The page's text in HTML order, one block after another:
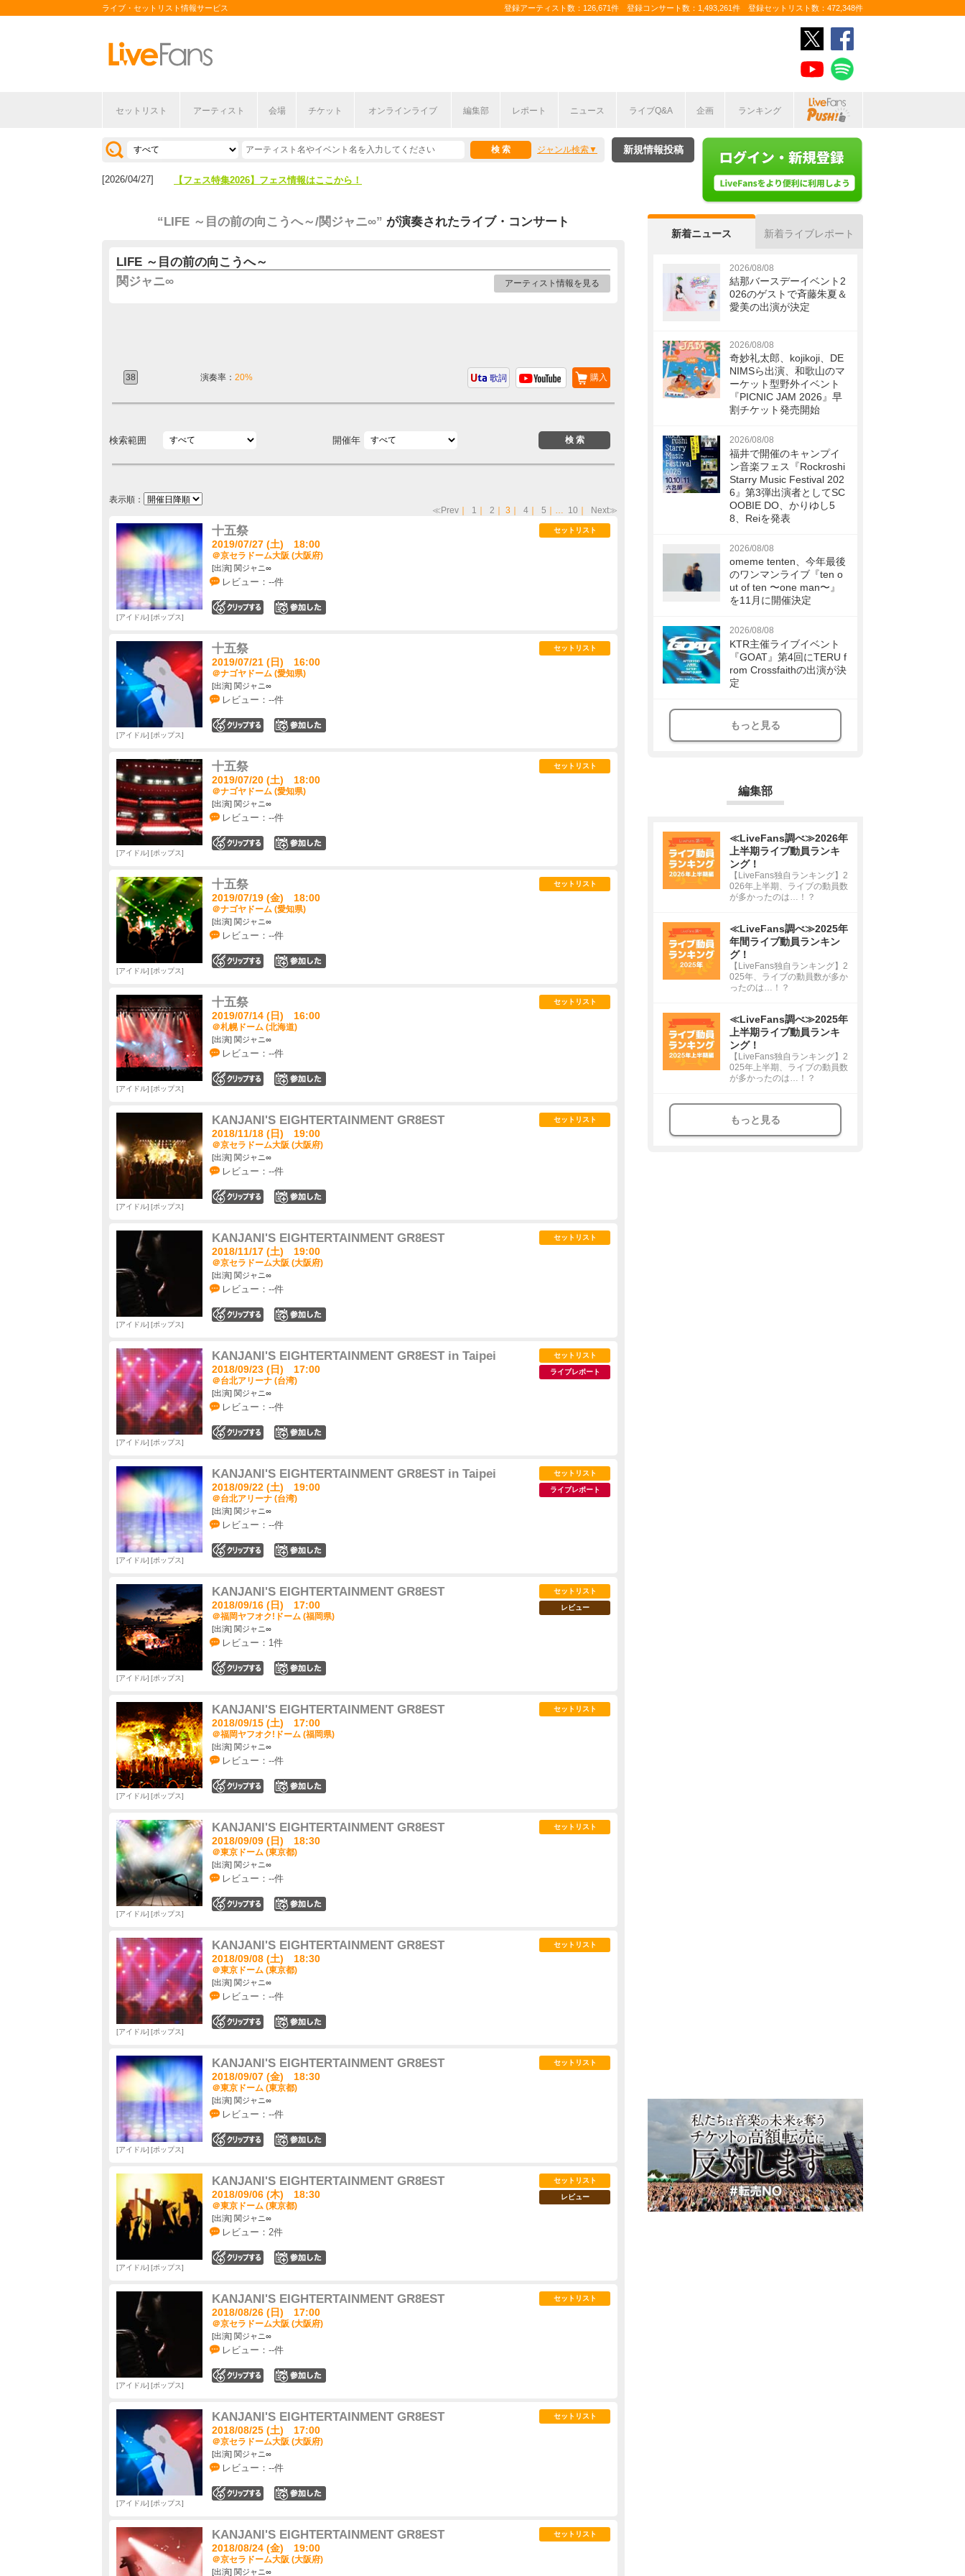
ライブ・セットリスト情報サービス 登録アーティスト数：126,671件 登録コンサート数：1,493,261件 登録セットリスト数：472,348件
セットリスト アーティスト 会場 チケット オンラインライブ 編集部 レポート ニュース ライブQ&A 企画 ランキング
ジャンル検索
[2026/07/28] 【ライブ動員ランキング】2026年上半期編発表！
[2026/04/27] 【フェス特集2026】フェス情報はここから！
新規情報投稿
“LIFE ～目の前の向こうへ～/関ジャニ∞” が演奏されたライブ・コンサート
LIFE ～目の前の向こうへ～
関ジャニ∞
アーティスト情報を見る
38 演奏率： 20% 購入
歌詞
検索範囲 開催年
表示順：
≪Prev ｜ 1 ｜ 2 ｜ 3 ｜ 4 ｜ 5 ｜… 10 ｜ Next≫
十五祭
2019/07/27 (土) 18:00
＠京セラドーム大阪 (大阪府)
[出演] 関ジャニ∞
レビュー：--件
セットリスト
アイドル ポップス
十五祭
2019/07/21 (日) 16:00
＠ナゴヤドーム (愛知県)
[出演] 関ジャニ∞
レビュー：--件
セットリスト
アイドル ポップス
十五祭
2019/07/20 (土) 18:00
＠ナゴヤドーム (愛知県)
[出演] 関ジャニ∞
レビュー：--件
セットリスト
アイドル ポップス
十五祭
2019/07/19 (金) 18:00
＠ナゴヤドーム (愛知県)
[出演] 関ジャニ∞
レビュー：--件
セットリスト
アイドル ポップス
十五祭
2019/07/14 (日) 16:00
＠札幌ドーム (北海道)
[出演] 関ジャニ∞
レビュー：--件
セットリスト
アイドル ポップス
KANJANI'S EIGHTERTAINMENT GR8EST
2018/11/18 (日) 19:00
＠京セラドーム大阪 (大阪府)
[出演] 関ジャニ∞
レビュー：--件
セットリスト
アイドル ポップス
KANJANI'S EIGHTERTAINMENT GR8EST
2018/11/17 (土) 19:00
＠京セラドーム大阪 (大阪府)
[出演] 関ジャニ∞
レビュー：--件
セットリスト
アイドル ポップス
KANJANI'S EIGHTERTAINMENT GR8EST in Taipei
2018/09/23 (日) 17:00
＠台北アリーナ (台湾)
[出演] 関ジャニ∞
レビュー：--件
セットリスト
ライブレポート
アイドル ポップス
KANJANI'S EIGHTERTAINMENT GR8EST in Taipei
2018/09/22 (土) 19:00
＠台北アリーナ (台湾)
[出演] 関ジャニ∞
レビュー：--件
セットリスト
ライブレポート
アイドル ポップス
KANJANI'S EIGHTERTAINMENT GR8EST
2018/09/16 (日) 17:00
＠福岡ヤフオク!ドーム (福岡県)
[出演] 関ジャニ∞
レビュー：1件
セットリスト
レビュー
アイドル ポップス
KANJANI'S EIGHTERTAINMENT GR8EST
2018/09/15 (土) 17:00
＠福岡ヤフオク!ドーム (福岡県)
[出演] 関ジャニ∞
レビュー：--件
セットリスト
アイドル ポップス
KANJANI'S EIGHTERTAINMENT GR8EST
2018/09/09 (日) 18:30
＠東京ドーム (東京都)
[出演] 関ジャニ∞
レビュー：--件
セットリスト
アイドル ポップス
KANJANI'S EIGHTERTAINMENT GR8EST
2018/09/08 (土) 18:30
＠東京ドーム (東京都)
[出演] 関ジャニ∞
レビュー：--件
セットリスト
アイドル ポップス
KANJANI'S EIGHTERTAINMENT GR8EST
2018/09/07 (金) 18:30
＠東京ドーム (東京都)
[出演] 関ジャニ∞
レビュー：--件
セットリスト
アイドル ポップス
KANJANI'S EIGHTERTAINMENT GR8EST
2018/09/06 (木) 18:30
＠東京ドーム (東京都)
[出演] 関ジャニ∞
レビュー：2件
セットリスト
レビュー
アイドル ポップス
KANJANI'S EIGHTERTAINMENT GR8EST
2018/08/26 (日) 17:00
＠京セラドーム大阪 (大阪府)
[出演] 関ジャニ∞
レビュー：--件
セットリスト
アイドル ポップス
KANJANI'S EIGHTERTAINMENT GR8EST
2018/08/25 (土) 17:00
＠京セラドーム大阪 (大阪府)
[出演] 関ジャニ∞
レビュー：--件
セットリスト
アイドル ポップス
KANJANI'S EIGHTERTAINMENT GR8EST
2018/08/24 (金) 19:00
＠京セラドーム大阪 (大阪府)
[出演] 関ジャニ∞
セットリスト
新着ニュース 新着ライブレポート
2026/08/08
結那バースデーイベント2
026のゲストで斉藤朱夏＆
愛美の出演が決定
2026/08/08
奇妙礼太郎、kojikoji、DE
NIMSら出演、和歌山のマ
ーケット型野外イベント
『PICNIC JAM 2026』早
割チケット発売開始
2026/08/08
福井で開催のキャンプイ
ン音楽フェス『Rockroshi
Starry Music Festival 202
6』第3弾出演者としてSC
OOBIE DO、かりゆし5
8、Reiを発表
2026/08/08
omeme tenten、今年最後
のワンマンライブ『ten o
ut of ten 〜one man〜』
を11月に開催決定
2026/08/08
KTR主催ライブイベント
『GOAT』第4回にTERU f
rom Crossfaithの出演が決
定
もっと見る
編集部
≪LiveFans調べ≫2026年
上半期ライブ動員ランキ
ング！
【LiveFans独自ランキング】2
026年上半期、ライブの動員数
が多かったのは…！？
≪LiveFans調べ≫2025年
年間ライブ動員ランキン
グ！
【LiveFans独自ランキング】2
025年、ライブの動員数が多か
ったのは…！？
≪LiveFans調べ≫2025年
上半期ライブ動員ランキ
ング！
【LiveFans独自ランキング】2
025年上半期、ライブの動員数
が多かったのは…！？
もっと見る